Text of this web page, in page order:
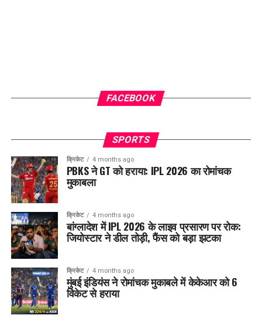
FACEBOOK
SPORTS
क्रिकेट 4 months ago
PBKS ने GT को हराया: IPL 2026 का रोमांचक
मुकाबला
क्रिकेट 4 months ago
बांग्लादेश में IPL 2026 के लाइव प्रसारण पर रोक:
जियोस्टार ने डील तोड़ी, फैंस को बड़ा झटका
क्रिकेट 4 months ago
मुंबई इंडियंस ने रोमांचक मुकाबले में केकेआर को 6
विकेट से हराया